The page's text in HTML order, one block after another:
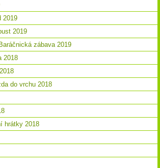
2019
2019
zábava 2019
2018
do vrchu 2018
hrátky 2018